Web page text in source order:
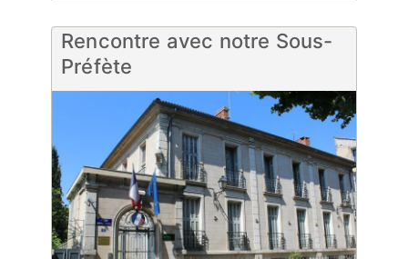
Rencontre avec notre Sous-
Préfète